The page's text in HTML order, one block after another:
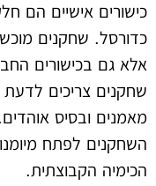
כישורים אישיים הם
כדורסל. שחקנים
אלא גם בכישורים
שחקנים צריכים
מאמנים ובסיס
השחקנים לפתח
הכימיה הקבוצתית.